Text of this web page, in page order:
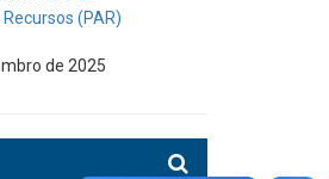
(PAR)
de 2025